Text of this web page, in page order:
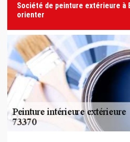
Société de peinture extérieure à
orienter